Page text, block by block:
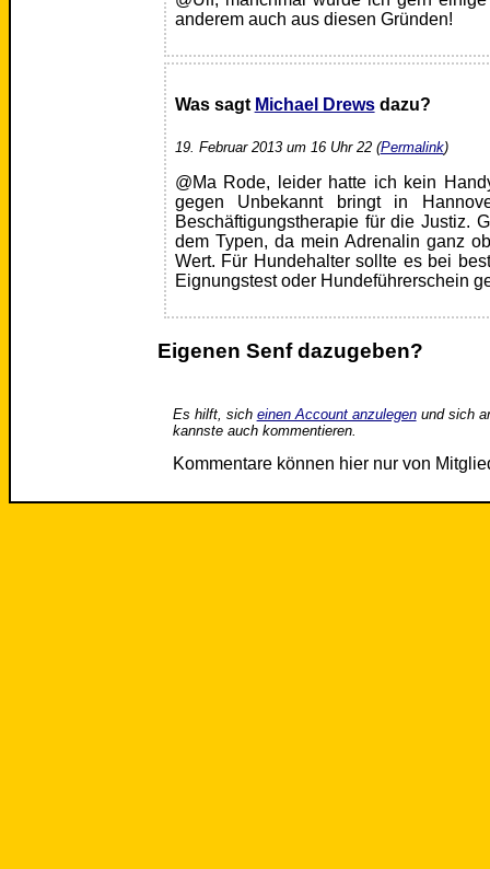
anderem auch aus diesen Gründen!
Was sagt Michael Drewsdazu?
19. Februar 2013 um 16 Uhr 22 (Permalink)
@Ma Rode, leider hatte ich kein
gegen Unbekannt bringt in
Beschäftigungstherapie für die Justiz.
dem Typen, da mein Adrenalin ganz
Wert. Für Hundehalter sollte es bei
Eignungstest oder Hundeführerschein
Eigenen Senf dazugeben?
Es hilft, sich einen Account anzulegenund sich
kannste auch kommentieren.
Kommentare können hier nur von